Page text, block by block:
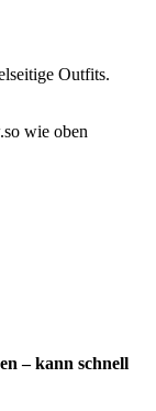
Outfits.
wie oben
– kann schnell